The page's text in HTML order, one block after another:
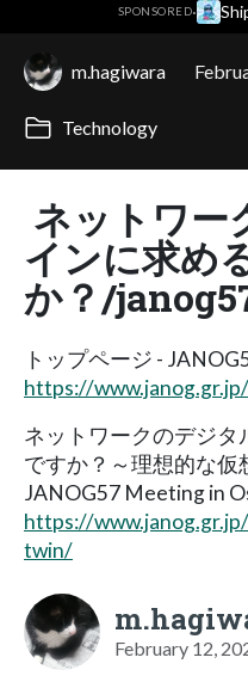
SPONSORED·
m.hagiwara
Technology
ネットワー
インに求め
か？/
トップページ -
https://
ネットワークのデジ
ですか？～理想的な仮
JANOG57 Meeting in
https://
twin/
February 12,